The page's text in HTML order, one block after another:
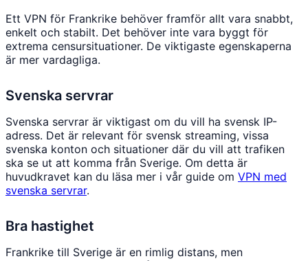
Ett VPN för Frankrike behöver framför allt vara snabbt,
enkelt och stabilt. Det behöver inte vara byggt för
extrema censursituationer. De viktigaste egenskaperna
är mer vardagliga.
Svenska servrar
Svenska servrar är viktigast om du vill ha svensk IP-
adress. Det är relevant för svensk streaming, vissa
svenska konton och situationer där du vill att trafiken
ska se ut att komma från Sverige. Om detta är
huvudkravet kan du läsa mer i vår guide om VPN med
svenska servrar.
Bra hastighet
Frankrike till Sverige är en rimlig distans, men